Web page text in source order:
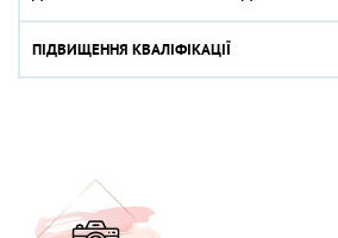
ПІДВИЩЕННЯ КВАЛІФІКАЦІЇ